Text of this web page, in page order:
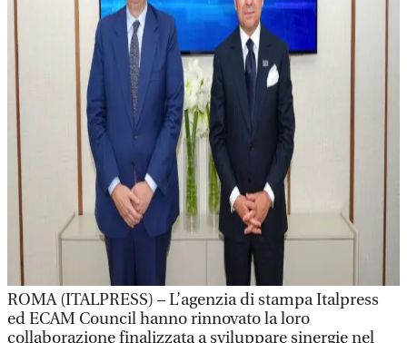
ROMA (ITALPRESS) – L’agenzia di stampa Italpress
ed ECAM Council hanno rinnovato la loro
collaborazione finalizzata a sviluppare sinergie nel